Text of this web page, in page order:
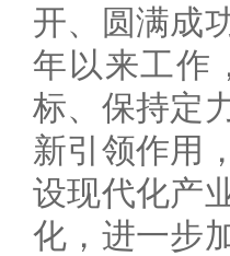
开、圆满成
年以来工作
标、保持定
新引领作用
设现代化产
化，进一步